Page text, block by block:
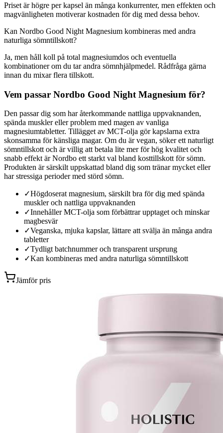
Priset är högre per kapsel än många konkurrenter, men effekten och
magvänligheten motiverar kostnaden för dig med dessa behov.
Kan Nordbo Good Night Magnesium kombineras med andra
naturliga sömntillskott?
Ja, men håll koll på total magnesiumdos och eventuella
kombinationer om du tar andra sömnhjälpmedel. Rådfråga gärna
innan du mixar flera tillskott.
Vem passar Nordbo Good Night Magnesium för?
Den passar dig som har återkommande nattliga uppvaknanden,
spända muskler eller problem med magen av vanliga
magnesiumtabletter. Tillägget av MCT-olja gör kapslarna extra
skonsamma för känsliga magar. Om du är vegan, söker ett naturligt
sömntillskott och är villig att betala lite mer för hög kvalitet och
snabb effekt är Nordbo ett starkt val bland kosttillskott för sömn.
Produkten är särskilt uppskattad bland dig som tränar mycket eller
har stressiga perioder med störd sömn.
✓Högdoserat magnesium, särskilt bra för dig med spända
muskler och nattliga uppvaknanden
✓Innehåller MCT-olja som förbättrar upptaget och minskar
magbesvär
✓Veganska, mjuka kapslar, lättare att svälja än många andra
tabletter
✓Tydligt batchnummer och transparent ursprung
✓Kan kombineras med andra naturliga sömntillskott
Jämför pris